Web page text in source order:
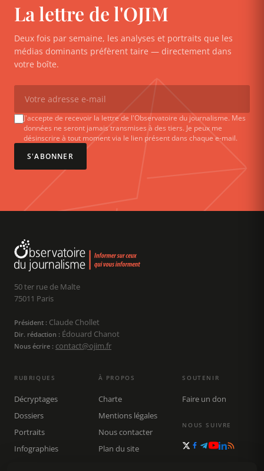
La lettre de l'OJIM
Deux fois par semaine, les analyses et portraits que les
médias dominants préfèrent taire — directement dans
votre boîte.
J'accepte de recevoir la lettre de l'Observatoire du journalisme. Mes
données ne seront jamais transmises à des tiers. Je peux me
désinscrire à tout moment via le lien présent dans chaque e-mail.
S'ABONNER
50 ter rue de Malte
75011 Paris
Président : Claude Chollet
Dir. rédaction : Édouard Chanot
Nous écrire : contact@ojim.fr
RUBRIQUES
Décryptages
Dossiers
Portraits
Infographies
À PROPOS
Charte
Mentions légales
Nous contacter
Plan du site
SOUTENIR
Faire un don
NOUS SUIVRE